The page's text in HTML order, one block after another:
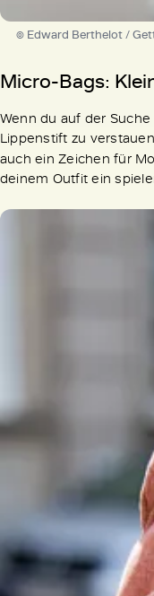
© Edward Berthelot /
Micro-Bags:
Wenn du auf der
Lippenstift zu
auch ein Zeichen für
deinem Outfit ein